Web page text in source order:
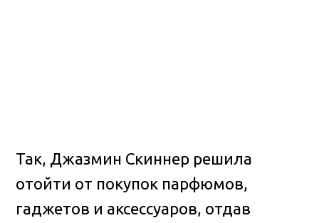
Так, Джазмин Скиннер решила
отойти от покупок парфюмов,
гаджетов и аксессуаров, отдав